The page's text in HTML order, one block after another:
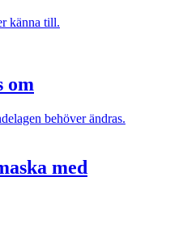
känna till.
om
behöver ändras.
med